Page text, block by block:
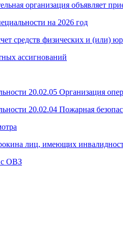
организация объявляет
на 2026 год
средств физических и (или)
ассигнований
20.02.05 Организация
20.02.04 Пожарная
лиц, имеющих
с ОВЗ